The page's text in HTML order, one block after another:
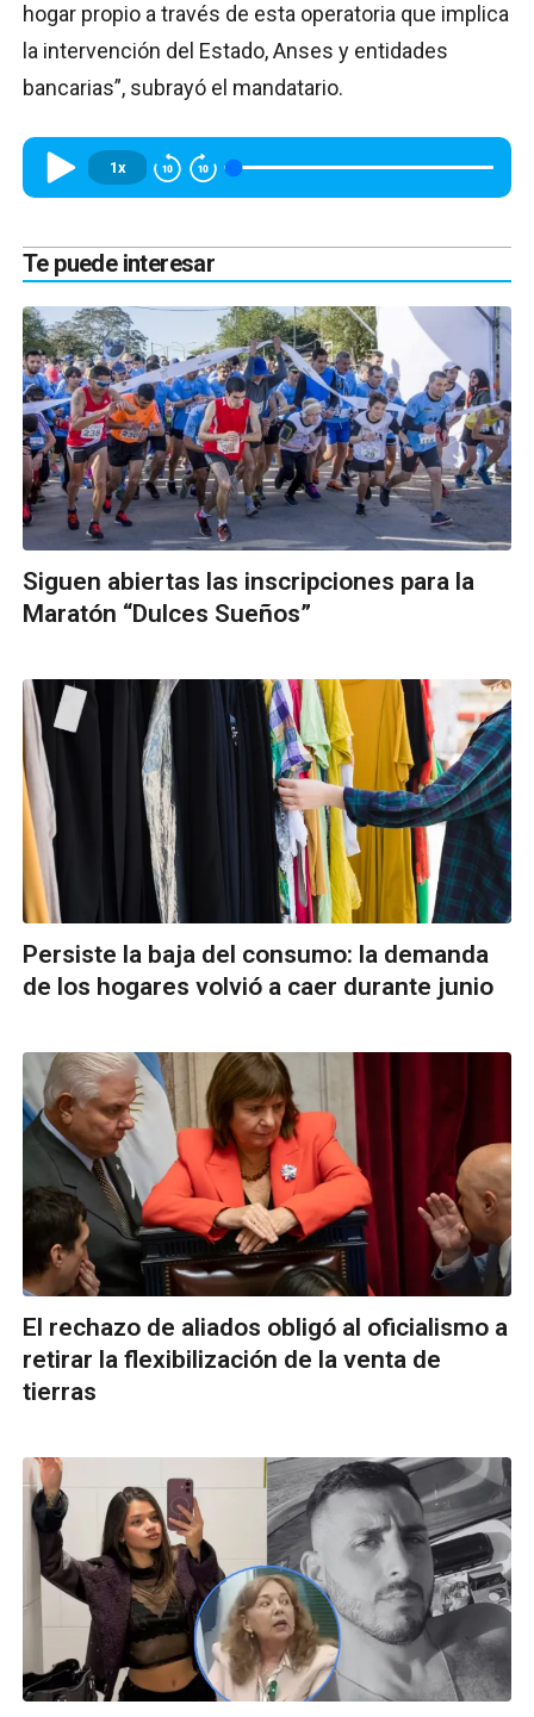
hogar propio a través de esta operatoria que implica
la intervención del Estado, Anses y entidades
bancarias”, subrayó el mandatario.
1x
Te puede interesar
Siguen abiertas las inscripciones para la
Maratón “Dulces Sueños”
Persiste la baja del consumo: la demanda
de los hogares volvió a caer durante junio
El rechazo de aliados obligó al oficialismo a
retirar la flexibilización de la venta de
tierras